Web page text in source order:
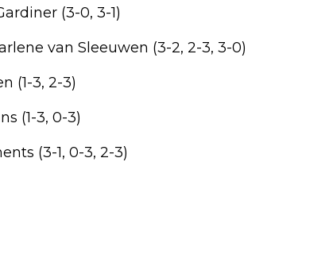
(3-0, 3-1)
van Sleeuwen (3-2, 2-3, 3-0)
(1-3, 2-3)
(1-3, 0-3)
(3-1, 0-3, 2-3)